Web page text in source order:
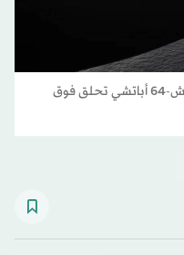
مروحية هجومية أميركية من طراز إيه إتش-64 أباتشي تحلق فوق